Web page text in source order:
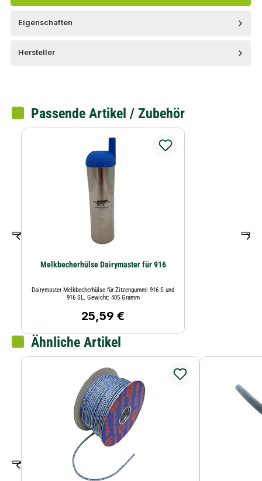
Eigenschaften
Hersteller
Passende Artikel / Zubehör
Melkbecherhülse Dairymaster für 916
Dairymaster Melkbecherhülse für Zitzengummi 916 S und
916 SL. Gewicht: 405 Gramm
Regulärer Preis:
25,59 €
Ähnliche Artikel